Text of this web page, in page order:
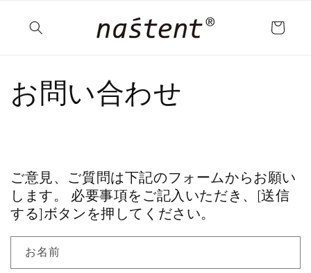
進む
ー
お問い合わせ
ご意見、ご質問は下記のフォームからお願い
します。 必要事項をご記入いただき、[送信
する]ボタンを押してください。
お名前